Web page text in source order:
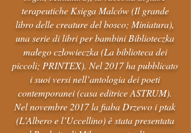
terapeutiche Księga Malców (Il grande
libro delle creature del bosco; Miniatura),
una serie di libri per bambini Biblioteczka
małego człowieczka (La biblioteca dei
piccoli; PRINTEX). Nel 2017 ha pubblicato
i suoi versi nell’antologia dei poeti
contemporanei (casa editrice ASTRUM).
Nel novembre 2017 la fiaba Drzewo i ptak
(L’Albero e l’Uccellino) è stata presentata